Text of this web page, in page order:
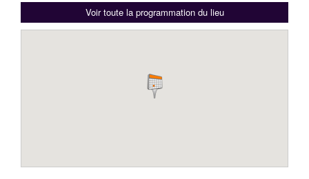
Voir toute la programmation du lieu